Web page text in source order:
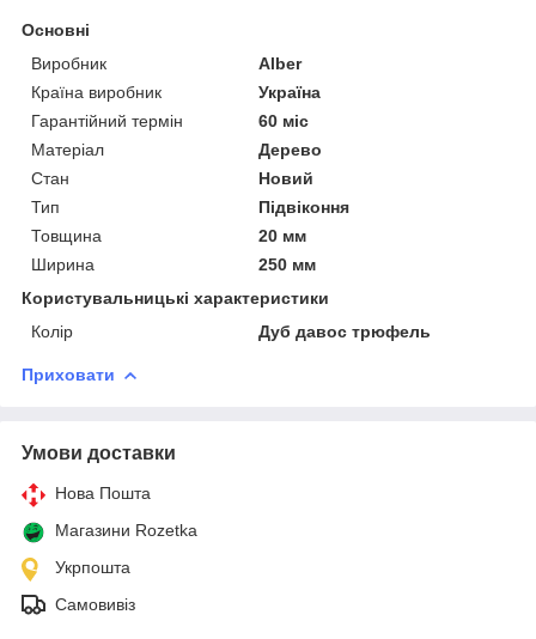
Основні
Виробник
Alber
Країна виробник
Україна
Гарантійний термін
60 міс
Матеріал
Дерево
Стан
Новий
Тип
Підвіконня
Товщина
20 мм
Ширина
250 мм
Користувальницькі характеристики
Колір
Дуб давос трюфель
Приховати
Умови доставки
Нова Пошта
Магазини Rozetka
Укрпошта
Самовивіз